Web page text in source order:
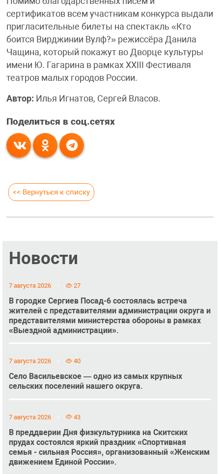
сертификатов всем участникам конкурса выдали
пригласительные билеты на спектакль «Кто
боится Вирджинии Вулф?» режиссёра Данила
Чащина, который покажут во Дворце культуры
имени Ю. Гагарина в рамках XXIII Фестиваля
театров малых городов России.
Автор: Илья Игнатов, Сергей Власов.
Поделиться в соц.сетях
<< Вернуться к списку
Новости
7 августа 2026 27
В городке Сергиев Посад-6 состоялась встреча
жителей с представителями администрации округа и
представителями министерства обороны в рамках
«Выездной администрации».
7 августа 2026 40
Село Васильевское — одно из самых крупных
сельских поселений нашего округа.
7 августа 2026 43
В преддверии Дня физкультурника на Скитских
прудах состоялся яркий праздник «Спортивная
семья - сильная Россия», организованный «Женским
движением Единой России».